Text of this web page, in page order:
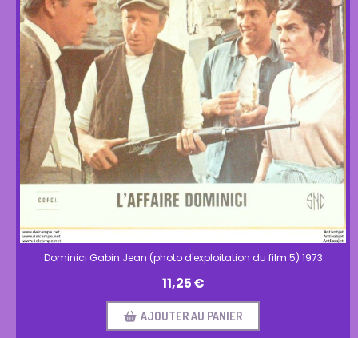
Dominici Gabin Jean (photo d'exploitation du film 5) 1973
11,25€
AJOUTER AU PANIER